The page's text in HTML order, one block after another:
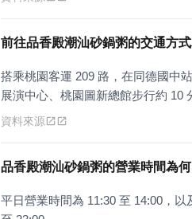
前往品香殿潮汕砂鍋粥的交通方
搭乘桃園客運 209 路，在同德國中
展演中心、桃園圖新總館步行約 10
資料來源
品香殿潮汕砂鍋粥的營業時間為何
平日營業時間為 11:30 至 14:00，